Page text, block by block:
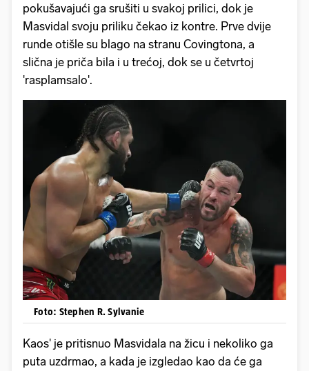
pokušavajući ga srušiti u svakoj prilici, dok je
Masvidal svoju priliku čekao iz kontre. Prve dvije
runde otišle su blago na stranu Covingtona, a
slična je priča bila i u trećoj, dok se u četvrtoj
'rasplamsalo'.
Foto: Stephen R. Sylvanie
Kaos' je pritisnuo Masvidala na žicu i nekoliko ga
puta uzdrmao, a kada je izgledao kao da će ga